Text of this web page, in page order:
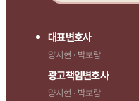
대표변호사
양지현 · 박보람
광고책임변호사
양지현 · 박보람